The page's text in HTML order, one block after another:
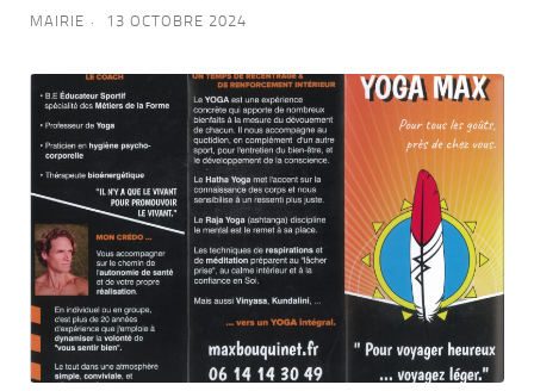
MAIRIE 13 OCTOBRE 2024